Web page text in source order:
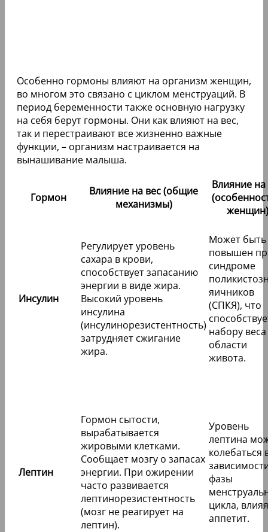
Особенно гормоны влияют на организм женщин,
во многом это связано с циклом менструаций. В
период беременности также основную нагрузку
на себя берут гормоны. Они как влияют на вес,
так и перестраивают все жизненно важные
функции, – организм настраивается на
вынашивание малыша.
Гормон
Влияние на вес (общие
механизмы)
Влияние на
женщин)
Инсулин
Регулирует уровень
сахара в крови,
способствует запасанию
энергии в виде жира.
Высокий уровень
инсулина
(инсулинорезистентность)
затрудняет сжигание
жира.
Может быть
повышен
синдроме
яичников
(СПКЯ), что
набору
области
живота.
Лептин
Гормон сытости,
вырабатывается
жировыми клетками.
Сообщает мозгу о запасах
энергии. При ожирении
часто развивается
лептинорезистентность
(мозг не реагирует на
лептин).
Уровень
лептина
колебаться
фазы
цикла,
аппетит.